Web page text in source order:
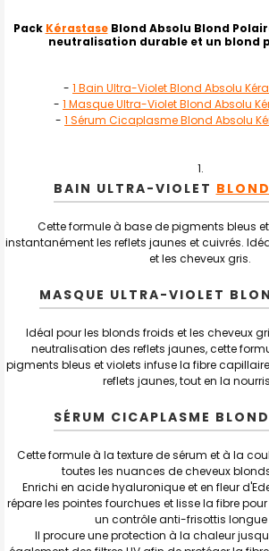
ENSEMBLE
TOUT
SELECTIONNER
Pack KérastaseBlond Absolu Blond
neutralisation durable et un blond
- 1 Bain Ultra-Violet Blond Absolu
- 1 Masque Ultra-Violet Blond Absolu
- 1 Sérum Cicaplasme Blond Absolu
BAIN ULTRA-VIOLET
Cette formule à base de pigments bleus
instantanément les reflets jaunes et cuivrés.
et les cheveux gris.
MASQUE ULTRA-VIOLET
Idéal pour les blonds froids et les cheveux
neutralisation des reflets jaunes, cette
pigments bleus et violets infuse la fibre
reflets jaunes, tout en la
SÉRUM CICAPLASME
Cette formule à la texture de sérum et à la
toutes les nuances de cheveux
Enrichi en acide hyaluronique et en fleur
répare les pointes fourchues et lisse la fibre
un contrôle anti-frisottis longue
Il procure une protection à la chaleur